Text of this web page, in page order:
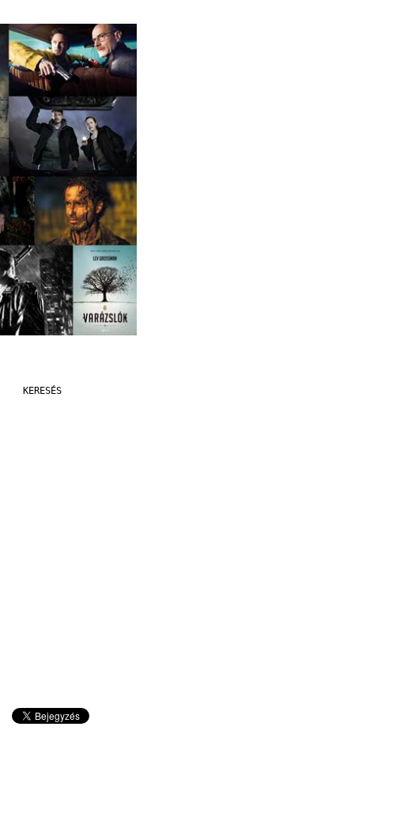
KERESÉS